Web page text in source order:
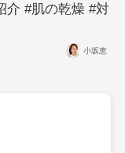
介 #肌の乾燥 #対
小坂恵